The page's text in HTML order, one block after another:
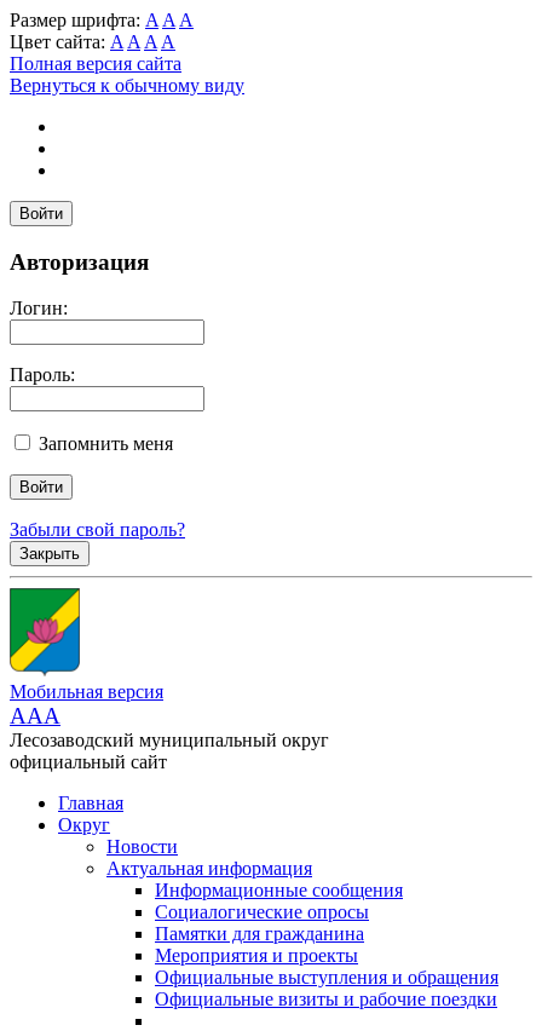
Размер шрифта: A A A
Цвет сайта: A A A A
Полная версия сайта
Вернуться к обычному виду
Войти
Авторизация
Логин:
Пароль:
Запомнить меня
Забыли свой пароль?
Закрыть
Мобильная версия
AAA
Лесозаводский муниципальный округ
официальный сайт
Главная
Округ
Новости
Актуальная информация
Информационные сообщения
Социалогические опросы
Памятки для гражданина
Мероприятия и проекты
Официальные выступления и обращения
Официальные визиты и рабочие поездки